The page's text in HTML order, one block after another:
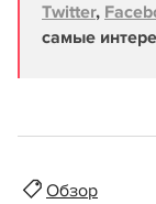
Twitter,
самые
Обзор